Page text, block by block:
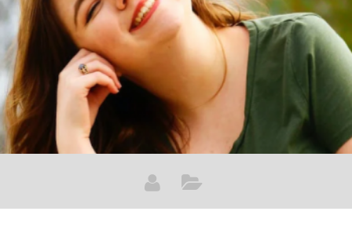
soluções para perder